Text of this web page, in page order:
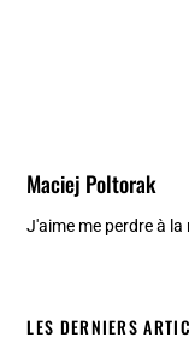
Maciej Poltorak
J'aime me perdre à
LES DERNIERS